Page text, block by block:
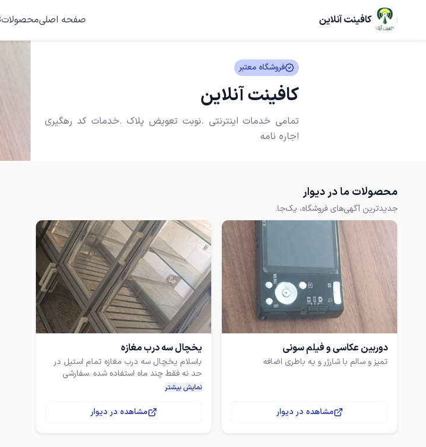
کافینت آنلاین صفحه اصلیمحصولات
فروشگاه معتبر
کافینت آنلاین
تمامی خدمات اینترنتی .نوبت تعویض پلاک .خدمات کد رهگیری
اجاره نامه
محصولات ما در دیوار
جدیدترین آگهی‌های فروشگاه، یک‌جا.
دوربین عکاسی و فیلم سونی
تمیز و سالم با شارژر و یه باطری اضافه
مشاهده در دیوار
یخچال سه درب مغازه
باسلام یخچال سه درب مغازه تمام استیل در
حد نه فقط چند ماه استفاده شده .سفارشی
تمام استیل .زرگران رامجرد
نمایش بیشتر
مشاهده در دیوار